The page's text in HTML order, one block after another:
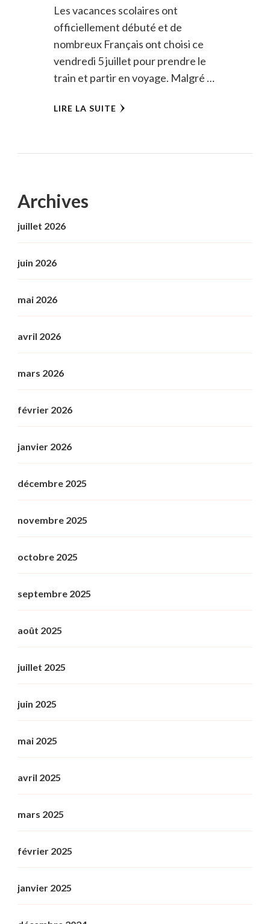
Les vacances scolaires ont
officiellement débuté et de
nombreux Français ont choisi ce
vendredi 5 juillet pour prendre le
train et partir en voyage. Malgré …
LIRE LA SUITE
Archives
juillet 2026
juin 2026
mai 2026
avril 2026
mars 2026
février 2026
janvier 2026
décembre 2025
novembre 2025
octobre 2025
septembre 2025
août 2025
juillet 2025
juin 2025
mai 2025
avril 2025
mars 2025
février 2025
janvier 2025